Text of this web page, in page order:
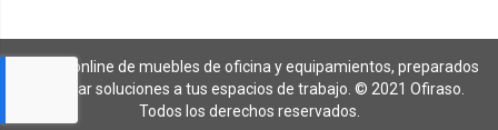
Tienda online de muebles de oficina y equipamientos, preparados
para dar soluciones a tus espacios de trabajo. © 2021 Ofiraso.
Todos los derechos reservados.